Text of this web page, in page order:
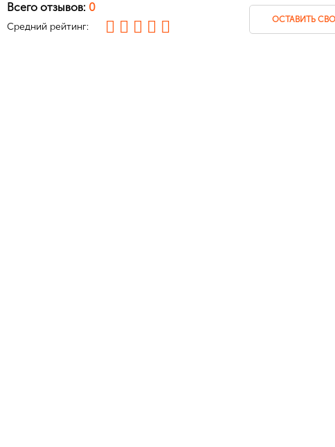
Всего отзывов: 0
Средний рейтинг:
ОСТАВИТЬ